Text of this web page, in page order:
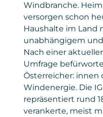
Windbranche.
versorgen schon
Haushalte im Land
unabhängigem
Nach einer
Umfrage
Österreicher: innen
Windenergie. Die
repräsentiert rund
verankerte, meist
Gesetzt von :
Privacy Policy:
https://
de/privacy/